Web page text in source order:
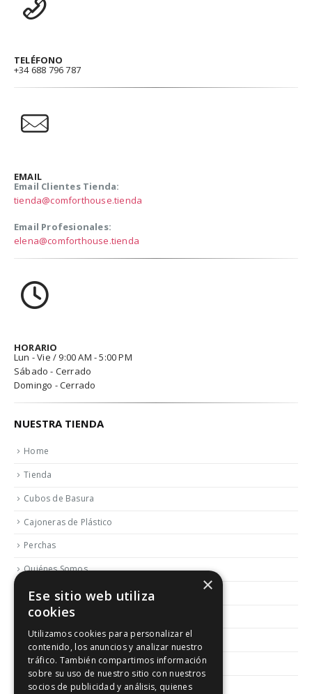
TELÉFONO
+34 688 796 787
EMAIL
Email Clientes Tienda:
tienda@comforthouse.tienda
Email Profesionales:
elena@comforthouse.tienda
HORARIO
Lun - Vie / 9:00 AM - 5:00 PM
Sábado - Cerrado
Domingo - Cerrado
NUESTRA TIENDA
Home
Tienda
Cubos de Basura
Cajoneras de Plástico
Perchas
Quiénes Somos
Contactar
Blog
Política de Reembolso y Devoluciones
Aviso Legal
×
Ese sitio web utiliza
cookies
Utilizamos cookies para personalizar el
contenido, los anuncios y analizar nuestro
tráfico. También compartimos información
sobre su uso de nuestro sitio con nuestros
socios de publicidad y análisis, quienes